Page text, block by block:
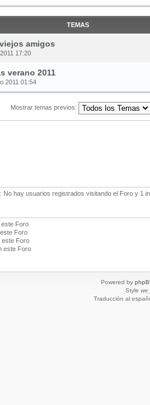
TEMAS
amigos
17:20
verano 2011
2011 01:54
Mostrar temas previos:
hay usuarios registrados visitando el Foro y 1
Foro
Foro
este Foro
este Foro
Powered by
Style
Traducción al